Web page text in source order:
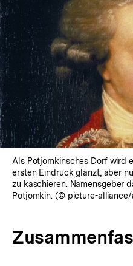
Als Potjomkinsches Dorf wird
ersten Eindruck glänzt, aber
zu kaschieren. Namensgeber
Potjomkin. (© picture-